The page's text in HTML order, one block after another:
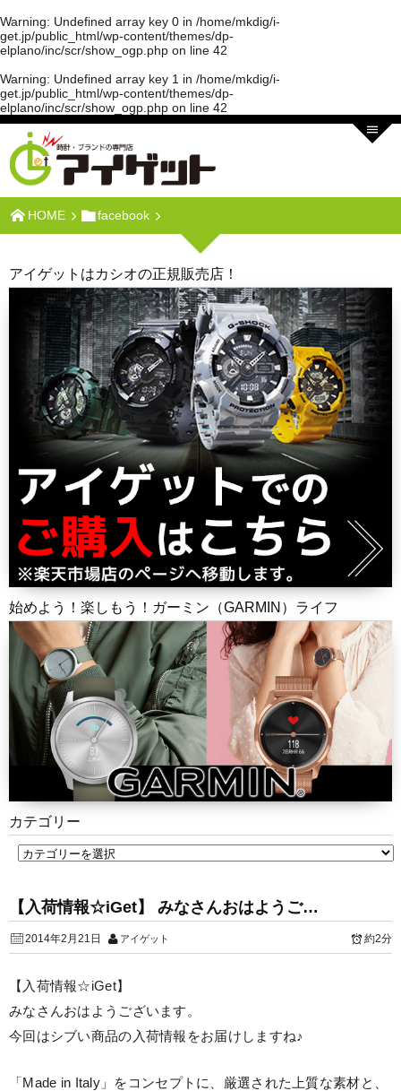
Warning: Undefined array key 0 in /home/mkdig/i-
get.jp/public_html/wp-content/themes/dp-
elplano/inc/scr/show_ogp.php on line 42
Warning: Undefined array key 1 in /home/mkdig/i-
get.jp/public_html/wp-content/themes/dp-
elplano/inc/scr/show_ogp.php on line 42
HOME facebook
アイゲットはカシオの正規販売店！
始めよう！楽しもう！ガーミン（GARMIN）ライフ
カテゴリー
【入荷情報☆iGet】 みなさんおはようご…
2014年2月21日 アイゲット 約2分
【入荷情報☆iGet】
みなさんおはようございます。
今回はシブい商品の入荷情報をお届けしますね♪
「Made in Italy」をコンセプトに、厳選された上質な素材と、